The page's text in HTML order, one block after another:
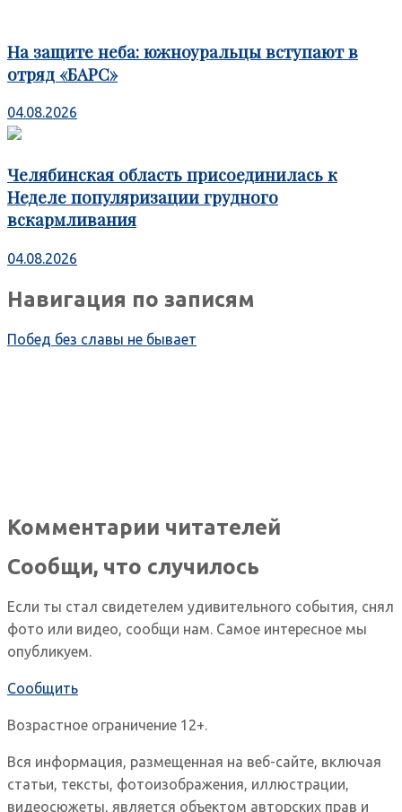
На защите неба: южноуральцы вступают в
отряд «БАРС»
04.08.2026
Челябинская область присоединилась к
Неделе популяризации грудного
вскармливания
04.08.2026
Навигация по записям
Побед без славы не бывает
Комментарии читателей
Сообщи, что случилось
Если ты стал свидетелем удивительного события, снял
фото или видео, сообщи нам. Самое интересное мы
опубликуем.
Сообщить
Возрастное ограничение 12+.
Вся информация, размещенная на веб-сайте, включая
статьи, тексты, фотоизображения, иллюстрации,
видеосюжеты, является объектом авторских прав и